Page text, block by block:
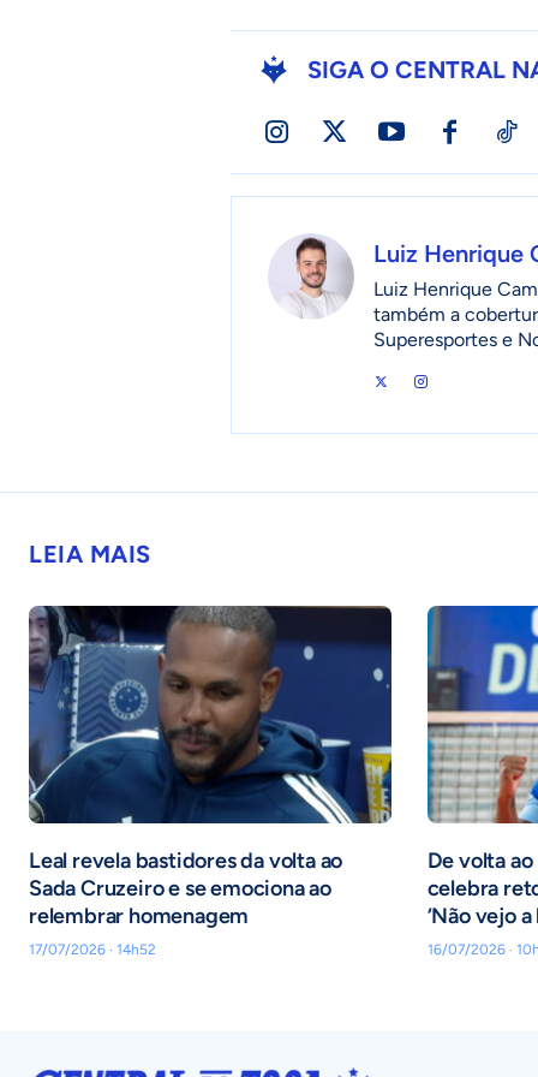
SIGA O CENTRAL
Luiz Henrique
Luiz Henrique
também a
Superesportes e
LEIA MAIS
Leal revela bastidores da volta ao
Sada Cruzeiro e se emociona ao
relembrar homenagem
17/07/2026 · 14h52
De volta
celebra
‘Não vejo a
16/07/2026 ·